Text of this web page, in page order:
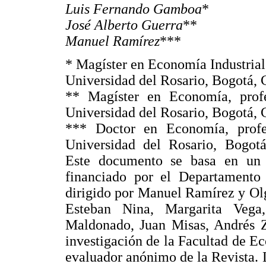
Luis Fernando Gamboa*
José Alberto Guerra**
Manuel Ramírez***
* Magíster en Economía
Universidad del Rosario, Bogotá,
** Magíster en Economía,
Universidad del Rosario, Bogotá,
*** Doctor en Economía,
Universidad del Rosario,
Este documento se basa en
financiado por el
dirigido por Manuel Ramírez y
Esteban Nina, Margarita
Maldonado, Juan Misas, Andrés
investigación de la Facultad de
evaluador anónimo de la Revista.